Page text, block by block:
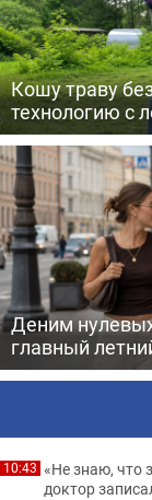
Кошу траву
технологию с
Деним
главный
10:43 «Не знаю, что
доктор